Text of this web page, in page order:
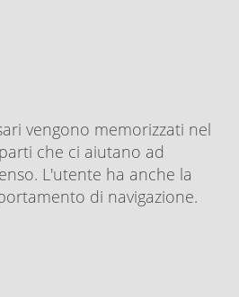
vengono memorizzati nel
che ci aiutano ad
L'utente ha anche la
di navigazione.